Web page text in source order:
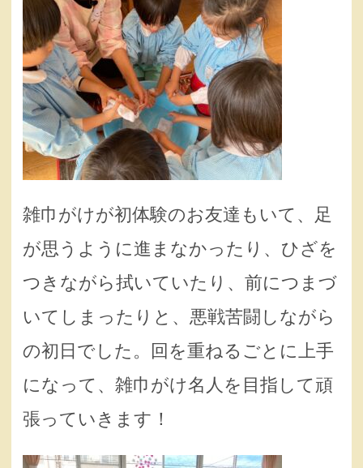
雑巾がけが初体験のお友達もいて、足
が思うように進まなかったり、ひざを
つきながら拭いていたり、前につまづ
いてしまったりと、悪戦苦闘しながら
の初日でした。回を重ねるごとに上手
になって、雑巾がけ名人を目指して頑
張っていきます！